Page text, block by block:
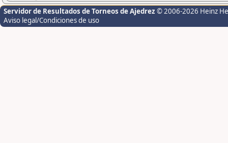
Servidor de Resultados de Torneos de Ajedrez © 2006-2026 Heinz
Aviso legal/Condiciones de uso